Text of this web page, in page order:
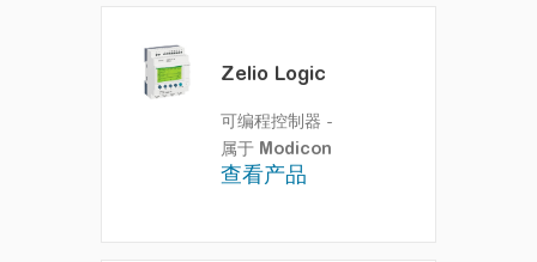
Zelio Logic
可编程控制器 -
属于 Modicon
查看产品